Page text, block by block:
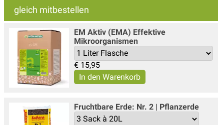
gleich mitbestellen
EM Aktiv (EMA) Effektive
Mikroorganismen
€ 15,95
Fruchtbare Erde: Nr. 2 | Pflanzerde